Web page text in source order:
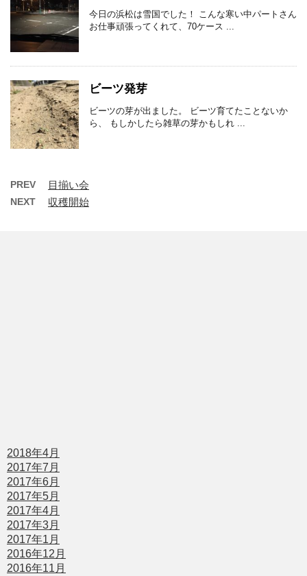
今日の浜松は雪国でした！ こんな寒い中パートさん
お仕事頑張ってくれて、70ケース ...
ビーツ発芽
ビーツの芽が出ました。 ビーツ育てたことないか
ら、 もしかしたら雑草の芽かもしれ ...
PREV 目揃い会
NEXT 収穫開始
2018年4月
2017年7月
2017年6月
2017年5月
2017年4月
2017年3月
2017年1月
2016年12月
2016年11月